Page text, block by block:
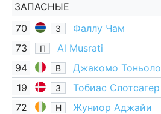
ЗАПАСНЫЕ
70
З
Фаллу Чам
73
П
Al Musrati
94
В
Джакомо Тоньоло
19
З
Тобиас Слотсагер
72
Н
Жуниор Аджайи